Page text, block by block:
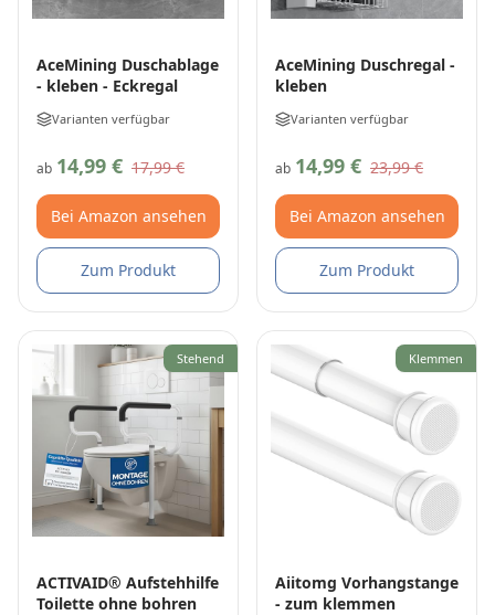
AceMining Duschablage
- kleben - Eckregal
Varianten verfügbar
ab 14,99 € 17,99 €
Bei Amazon ansehen
Zum Produkt
AceMining Duschregal -
kleben
Varianten verfügbar
ab 14,99 € 23,99 €
Bei Amazon ansehen
Zum Produkt
Stehend
ACTIVAID® Aufstehhilfe
Toilette ohne bohren
Klemmen
Aiitomg Vorhangstange
- zum klemmen